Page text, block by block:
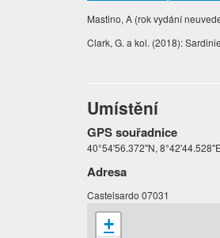
Mastino, A (rok vydání
Clark, G. a kol. (2018):
Umístění
GPS souřadnice
40°54'56.372"N,
Adresa
Castelsardo 07031
+